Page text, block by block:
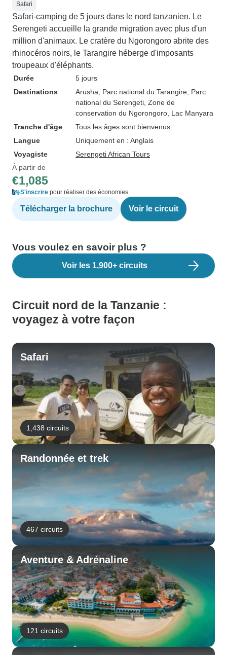
Safari
Safari-camping de 5 jours dans le nord tanzanien. Le
Serengeti accueille la grande migration avec plus d'un
million d'animaux. Le cratère du Ngorongoro abrite des
rhinocéros noirs, le Tarangire héberge d'imposants
troupeaux d'éléphants.
Durée
5 jours
Destinations
Arusha , Parc national du Tarangire , Parc
national du Serengeti , Zone de
conservation du Ngorongoro , Lac Manyara
Tranche d'âge
Tous les âges sont bienvenus
Langue
Uniquement en : Anglais
Voyagiste
Serengeti African Tours
À partir de
€1,085
S'inscrire pour réaliser des économies
Télécharger la brochure Voir le circuit
Vous voulez en savoir plus ?
Voir les 1,900+ circuits
Circuit nord de la Tanzanie :
voyagez à votre façon
Safari
1,438 circuits
Randonnée et trek
467 circuits
Aventure & Adrénaline
121 circuits